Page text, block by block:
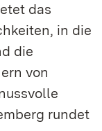
das
in die
die
von
rundet